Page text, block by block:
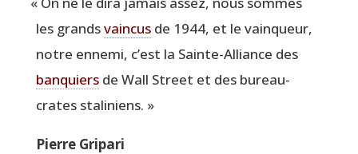
les grandsvain­cusde 1944, et le vain­queur,
notre enne­mi, c’est la Sainte-Alliance des
ban­quiersde Wall Street et des bureau­
crates staliniens. »
Pierre Gri­pa­ri